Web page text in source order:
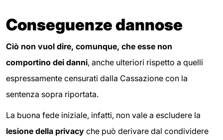
Conseguenze dannose
Ciò non vuol dire, comunque, che esse non
comportino dei danni, anche ulteriori rispetto a quelli
espressamente censurati dalla Cassazione con la
sentenza sopra riportata.
La buona fede iniziale, infatti, non vale a escludere la
lesione della privacy che può derivare dal condividere